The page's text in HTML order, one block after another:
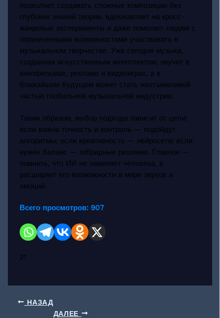
позволяет создавать сложные композиции без
глубоких знаний теории, вдохновляет на кросс-
жанровые эксперименты и даже помогает людям с
ограниченными возможностями участвовать в
музыкальном творчестве. Уже сегодня музыка,
созданная искусственным интеллектом, звучит в
кинофильмах, рекламе и видеоиграх, а в
ближайшем будущем может стать неотъемлемой
частью глобальной музыкальной индустрии.
Таким образом, выбор подхода зависит от цели:
если важна точность и контроль — подойдут
алгоритмы; если креативность — нейросети; если
нужен баланс — гибридные решения. Главное —
помнить, что ИИ не заменяет человека, а
расширяет его возможности в мире звуков и
эмоций.
Всего просмотров: 907
21
НАЗАД
ДАЛЕЕ